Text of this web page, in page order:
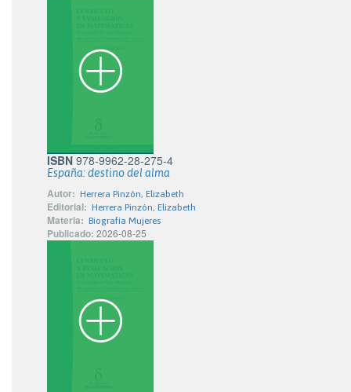
ISBN 978-9962-28-275-4
España: destino del alma
Autor: Herrera Pinzón, Elizabeth
Editorial: Herrera Pinzón, Elizabeth
Materia: Biografía Mujeres
Publicado: 2026-08-25